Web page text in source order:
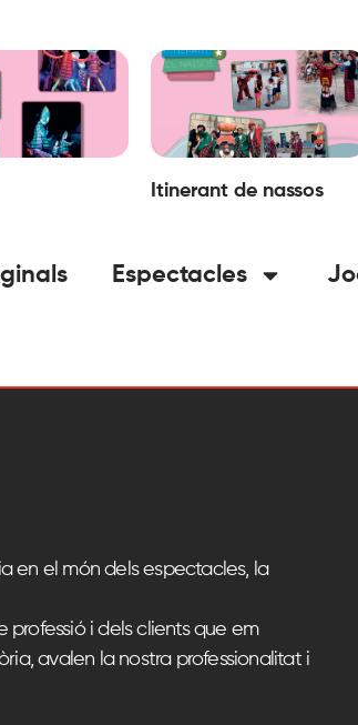
Itinerant de nassos
Espectacles
en el món dels espectacles, la
professió i dels clients que em
avalen la nostra professionalitat i